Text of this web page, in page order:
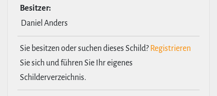
Besitzer:
Daniel Anders
Sie besitzen oder suchen dieses Schild? Registrieren
Sie sich und führen Sie Ihr eigenes
Schilderverzeichnis.